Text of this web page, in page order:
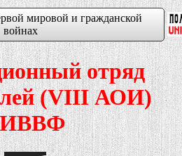
мировой и гражданской
войнах
отряд
(VIII АОИ)